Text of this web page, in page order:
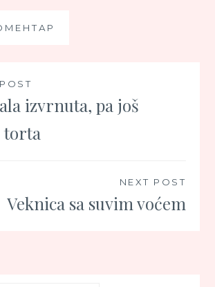
izvrnuta, pa još
torta
NEXT POST
Veknica sa suvim voćem